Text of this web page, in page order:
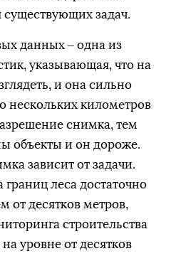
задач.
данных – одна из
указывающая, что на
и она сильно
нескольких километров
снимка, тем
объекты и он дороже.
зависит от задачи.
леса достаточно
от десятков метров,
строительства
уровне от десятков